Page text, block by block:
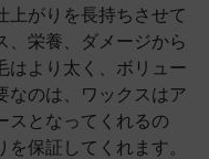
上がりを長持ちさせて
、栄養、ダメージから
はより太く、ボリュー
なのは、ワックスはア
スとなってくれるの
保証してくれます。